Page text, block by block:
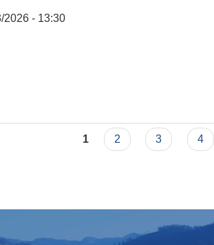
2026 - 13:30
1 2 3 4